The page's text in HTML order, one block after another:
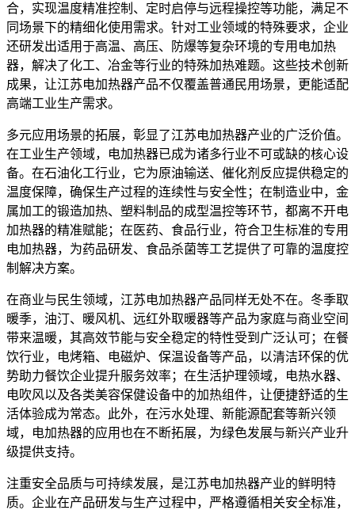
合，实现温度精准控制、定时启停与远程操控等功能，满足不
同场景下的精细化使用需求。针对工业领域的特殊要求，企业
还研发出适用于高温、高压、防爆等复杂环境的专用电加热
器，解决了化工、冶金等行业的特殊加热难题。这些技术创新
成果，让江苏电加热器产品不仅覆盖普通民用场景，更能适配
高端工业生产需求。
多元应用场景的拓展，彰显了江苏电加热器产业的广泛价值。
在工业生产领域，电加热器已成为诸多行业不可或缺的核心设
备。在石油化工行业，它为原油输送、催化剂反应提供稳定的
温度保障，确保生产过程的连续性与安全性；在制造业中，金
属加工的锻造加热、塑料制品的成型温控等环节，都离不开电
加热器的精准赋能；在医药、食品行业，符合卫生标准的专用
电加热器，为药品研发、食品杀菌等工艺提供了可靠的温度控
制解决方案。
在商业与民生领域，江苏电加热器产品同样无处不在。冬季取
暖季，油汀、暖风机、远红外取暖器等产品为家庭与商业空间
带来温暖，其高效节能与安全稳定的特性受到广泛认可；在餐
饮行业，电烤箱、电磁炉、保温设备等产品，以清洁环保的优
势助力餐饮企业提升服务效率；在生活护理领域，电热水器、
电吹风以及各类美容保健设备中的加热组件，让便捷舒适的生
活体验成为常态。此外，在污水处理、新能源配套等新兴领
域，电加热器的应用也在不断拓展，为绿色发展与新兴产业升
级提供支持。
注重安全品质与可持续发展，是江苏电加热器产业的鲜明特
质。企业在产品研发与生产过程中，严格遵循相关安全标准，